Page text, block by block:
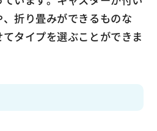
折り畳みができるものな
タイプを選ぶことができま